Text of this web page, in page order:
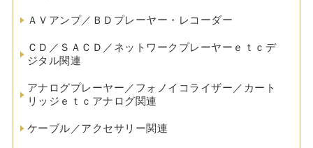
ＡＶアンプ／ＢＤプレーヤー・レコーダー
ＣＤ／ＳＡＣＤ／ネットワークプレーヤーｅｔｃデ
ジタル関連
アナログプレーヤー／フォノイコライザー／カート
リッジｅｔｃアナログ関連
ケーブル／アクセサリー関連